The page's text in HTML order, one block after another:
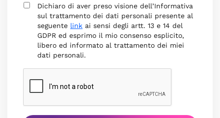
Dichiaro di aver preso visione dell’Informativa
sul trattamento dei dati personali presente al
seguente link ai sensi degli artt. 13 e 14 del
GDPR ed esprimo il mio consenso esplicito,
libero ed informato al trattamento dei miei
dati personali.